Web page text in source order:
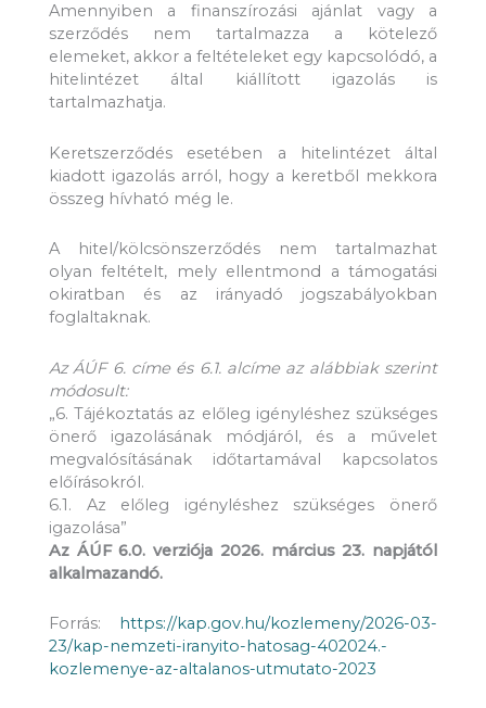
Amennyiben a finanszírozási ajánlat vagy a
szerződés nem tartalmazza a kötelező
elemeket, akkor a feltételeket egy kapcsolódó, a
hitelintézet által kiállított igazolás is
tartalmazhatja.
Keretszerződés esetében a hitelintézet által
kiadott igazolás arról, hogy a keretből mekkora
összeg hívható még le.
A hitel/kölcsönszerződés nem tartalmazhat
olyan feltételt, mely ellentmond a támogatási
okiratban és az irányadó jogszabályokban
foglaltaknak.
Az ÁÚF 6. címe és 6.1. alcíme az alábbiak szerint
módosult:
„6. Tájékoztatás az előleg igényléshez szükséges
önerő igazolásának módjáról, és a művelet
megvalósításának időtartamával kapcsolatos
előírásokról.
6.1. Az előleg igényléshez szükséges önerő
igazolása”
Az ÁÚF 6.0. verziója 2026. március 23. napjától
alkalmazandó.
Forrás:
https://kap.gov.hu/kozlemeny/2026-03-
23/kap-nemzeti-iranyito-hatosag-402024.-
kozlemenye-az-altalanos-utmutato-2023